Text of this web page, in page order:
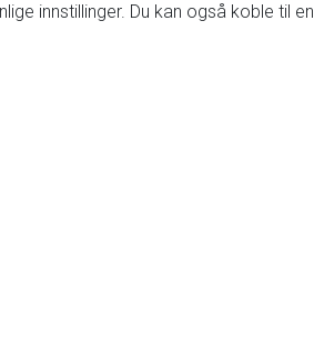
innstillinger. Du kan også koble til en